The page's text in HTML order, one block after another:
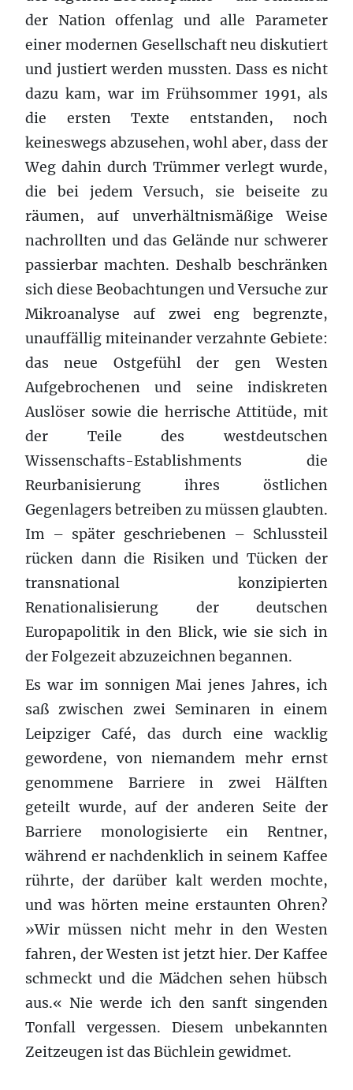
der Nation offenlag und alle Parameter
einer modernen Gesellschaft neu diskutiert
und justiert werden mussten. Dass es nicht
dazu kam, war im Frühsommer 1991, als
die ersten Texte entstanden, noch
keineswegs abzusehen, wohl aber, dass der
Weg dahin durch Trümmer verlegt wurde,
die bei jedem Versuch, sie beiseite zu
räumen, auf unverhältnismäßige Weise
nachrollten und das Gelände nur schwerer
passierbar machten. Deshalb beschränken
sich diese Beobachtungen und Versuche zur
Mikroanalyse auf zwei eng begrenzte,
unauffällig miteinander verzahnte Gebiete:
das neue Ostgefühl der gen Westen
Aufgebrochenen und seine indiskreten
Auslöser sowie die herrische Attitüde, mit
der Teile des westdeutschen
Wissenschafts-Establishments die
Reurbanisierung ihres östlichen
Gegenlagers betreiben zu müssen glaubten.
Im – später geschriebenen – Schlussteil
rücken dann die Risiken und Tücken der
transnational konzipierten
Renationalisierung der deutschen
Europapolitik in den Blick, wie sie sich in
der Folgezeit abzuzeichnen begannen.
Es war im sonnigen Mai jenes Jahres, ich
saß zwischen zwei Seminaren in einem
Leipziger Café, das durch eine wacklig
gewordene, von niemandem mehr ernst
genommene Barriere in zwei Hälften
geteilt wurde, auf der anderen Seite der
Barriere monologisierte ein Rentner,
während er nachdenklich in seinem Kaffee
rührte, der darüber kalt werden mochte,
und was hörten meine erstaunten Ohren?
»Wir müssen nicht mehr in den Westen
fahren, der Westen ist jetzt hier. Der Kaffee
schmeckt und die Mädchen sehen hübsch
aus.« Nie werde ich den sanft singenden
Tonfall vergessen. Diesem unbekannten
Zeitzeugen ist das Büchlein gewidmet.